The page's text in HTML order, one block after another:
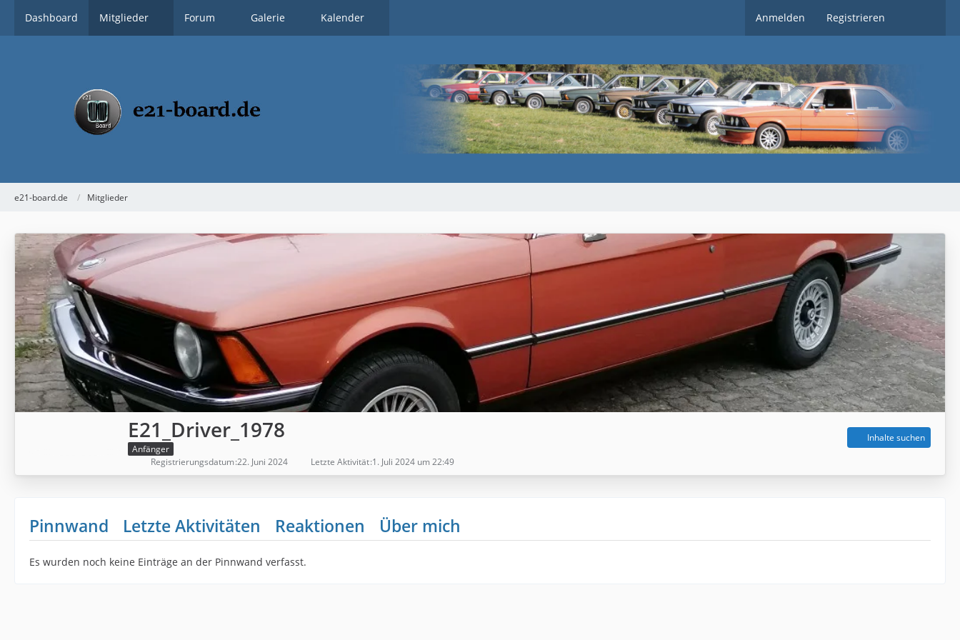
Dashboard Mitglieder Forum Galerie Kalender Anmelden Registrieren
e21-board.de Mitglieder
E21_Driver_1978
Anfänger
Inhalte suchen
Registrierungsdatum 22. Juni 2024 Letzte Aktivität 1. Juli 2024 um 22:49
Pinnwand Letzte Aktivitäten Reaktionen Über mich
Es wurden noch keine Einträge an der Pinnwand verfasst.